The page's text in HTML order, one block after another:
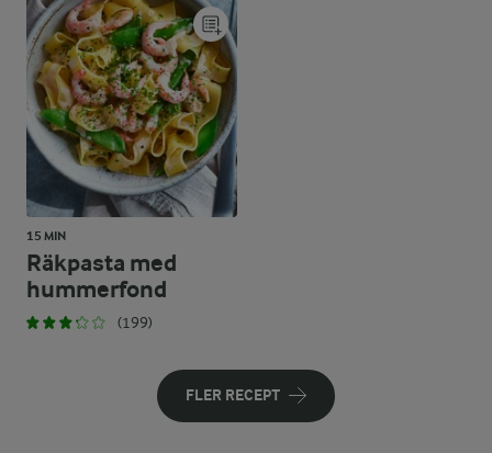
15 MIN
Räkpasta med
hummerfond
(199)
FLER RECEPT